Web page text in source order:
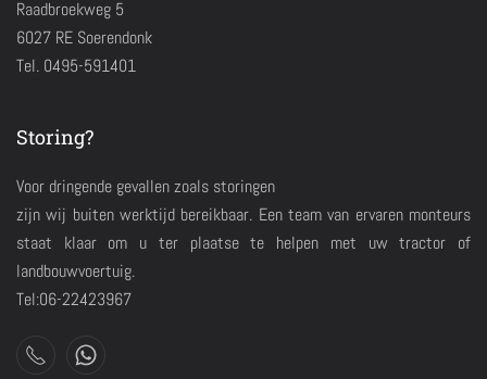
Raadbroekweg 5
6027 RE Soerendonk
Tel. 0495-591401
Storing?
Voor dringende gevallen zoals storingen
zijn wij buiten werktijd bereikbaar. Een team van ervaren monteurs
staat klaar om u ter plaatse te helpen met uw tractor of
landbouwvoertuig.
Tel:06-22423967